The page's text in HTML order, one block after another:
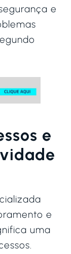
e
e
e
uma